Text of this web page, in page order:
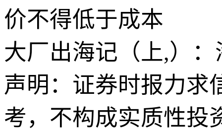
价不得低于成本
大厂出海记（上,）
声明：证券时报力求
考，不构成实质性投